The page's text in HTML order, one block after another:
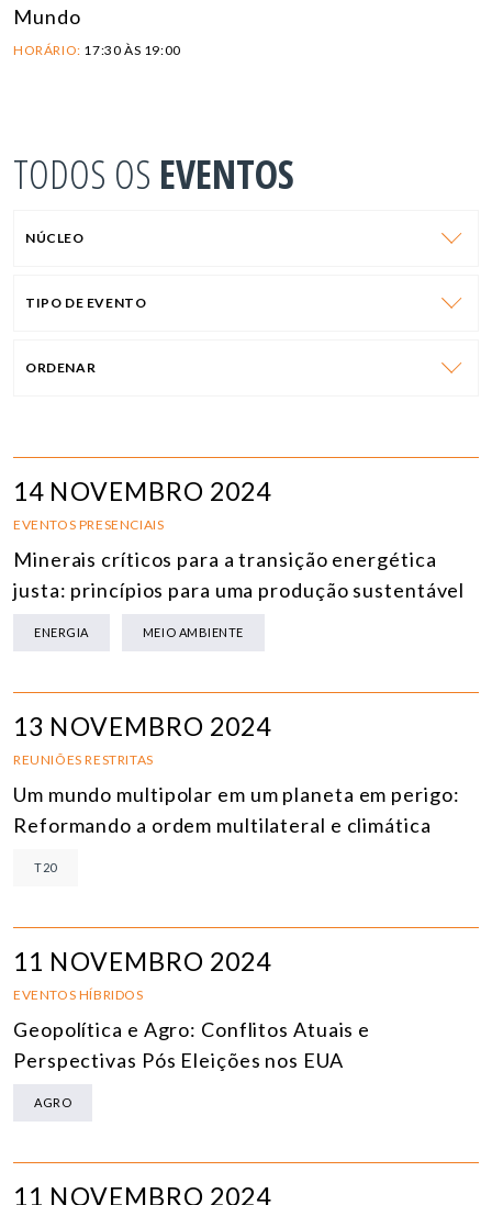
Mundo
HORÁRIO: 17:30 ÀS 19:00
TODOS OS EVENTOS
NÚCLEO
TIPO DE EVENTO
ORDENAR
14 NOVEMBRO 2024
EVENTOS PRESENCIAIS
Minerais críticos para a transição energética
justa: princípios para uma produção sustentável
ENERGIA MEIO AMBIENTE
13 NOVEMBRO 2024
REUNIÕES RESTRITAS
Um mundo multipolar em um planeta em perigo:
Reformando a ordem multilateral e climática
T20
11 NOVEMBRO 2024
EVENTOS HÍBRIDOS
Geopolítica e Agro: Conflitos Atuais e
Perspectivas Pós Eleições nos EUA
AGRO
11 NOVEMBRO 2024